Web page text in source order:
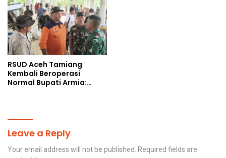
RSUD Aceh Tamiang
Kembali Beroperasi
Normal Bupati Armia:
Leave a Reply
Your email address will not be published.
Required fields are